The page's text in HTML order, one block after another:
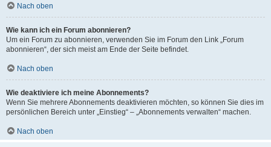
Nach oben
Wie kann ich ein Forum abonnieren?
Um ein Forum zu abonnieren, verwenden Sie im Forum den Link „Forum
abonnieren“, der sich meist am Ende der Seite befindet.
Nach oben
Wie deaktiviere ich meine Abonnements?
Wenn Sie mehrere Abonnements deaktivieren möchten, so können Sie dies im
persönlichen Bereich unter „Einstieg“ – „Abonnements verwalten“ machen.
Nach oben